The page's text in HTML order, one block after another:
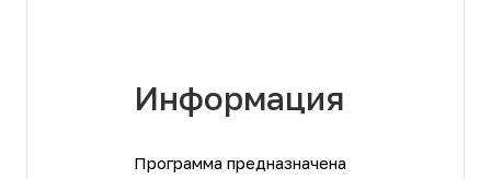
Информация
Программа предназначена